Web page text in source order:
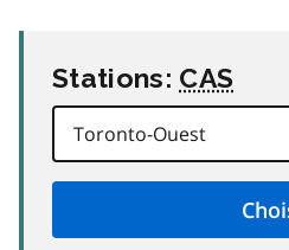
Stations: CAS